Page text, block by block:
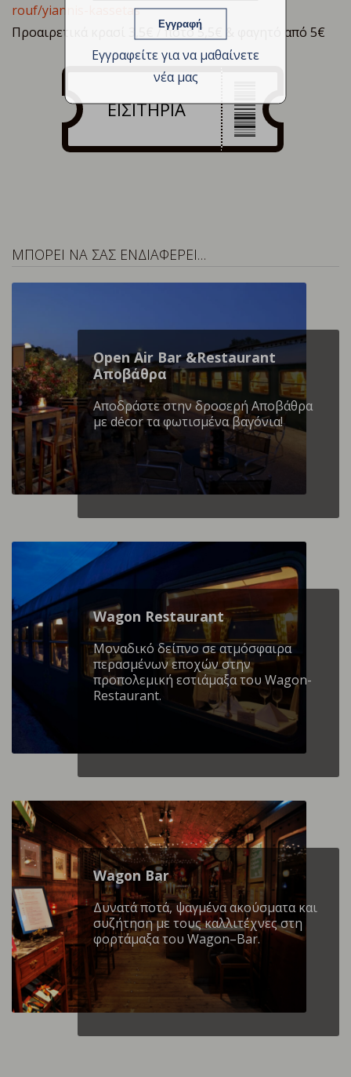
Name
Εγγραφείτε για να μαθαίνετε
νέα μας
rouf/yiannis-kassetas
Προαιρετικά κρασί 3,5€ / ποτό 5,5€ & φαγητό από 5€
ΕΙΣΙΤΗΡΙΑ
ΜΠΟΡΕΙ ΝΑ ΣΑΣ ΕΝΔΙΑΦΕΡΕΙ…
Open Air Bar &Restaurant
Αποβάθρα
Αποδράστε στην δροσερή Αποβάθρα
με décor τα φωτισμένα βαγόνια!
Wagon Restaurant
Mοναδικό δείπνο σε ατμόσφαιρα
περασμένων εποχών στην
προπολεμική εστιάμαξα του Wagon-
Restaurant.
Wagon Βar
Δυνατά ποτά, ψαγμένα ακούσματα και
συζήτηση με τους καλλιτέχνες στη
φορτάμαξα του Wagon–Bar.